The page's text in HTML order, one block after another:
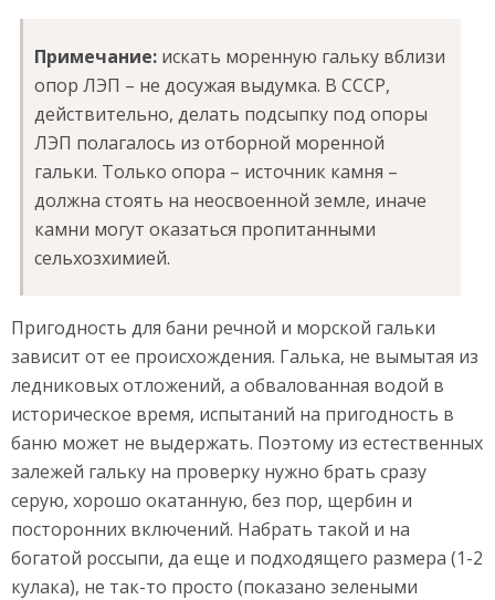
Примечание: искать моренную гальку вблизи
опор ЛЭП – не досужая выдумка. В СССР,
действительно, делать подсыпку под опоры
ЛЭП полагалось из отборной моренной
гальки. Только опора – источник камня –
должна стоять на неосвоенной земле, иначе
камни могут оказаться пропитанными
сельхозхимией.
Пригодность для бани речной и морской гальки
зависит от ее происхождения. Галька, не вымытая из
ледниковых отложений, а обвалованная водой в
историческое время, испытаний на пригодность в
баню может не выдержать. Поэтому из естественных
залежей гальку на проверку нужно брать сразу
серую, хорошо окатанную, без пор, щербин и
посторонних включений. Набрать такой и на
богатой россыпи, да еще и подходящего размера (1-2
кулака), не так-то просто (показано зелеными